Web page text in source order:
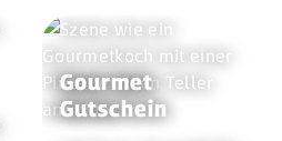
Gourmet
Gutschein